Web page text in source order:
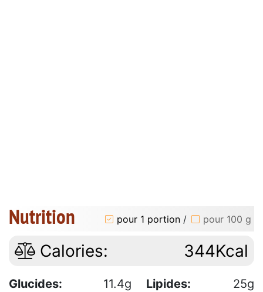
Nutrition pour 1 portion / pour 100 g
Calories: 344Kcal
Glucides: 11.4g Lipides:
25g